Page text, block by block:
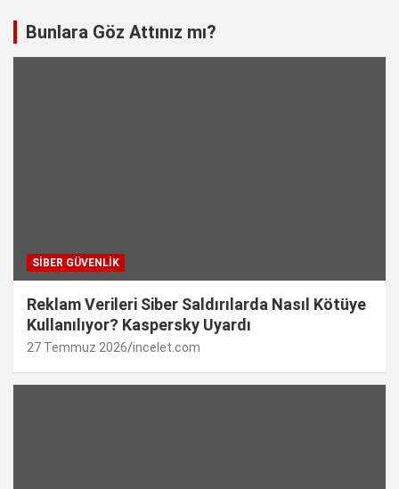
Bunlara Göz Attınız mı?
SIBER GÜVENLIK
Reklam Verileri Siber Saldırılarda Nasıl Kötüye
Kullanılıyor? Kaspersky Uyardı
27 Temmuz 2026 incelet.com